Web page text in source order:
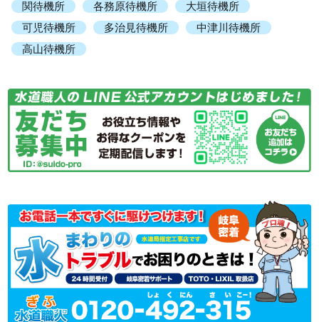
関待機所
各務原待機所
大垣待機所
可児待機所
多治見待機所
中津川待機所
高山待機所